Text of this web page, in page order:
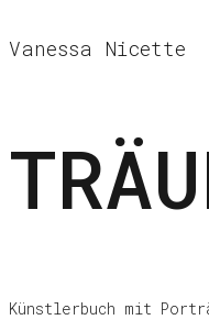
Vanessa Nicette
Künstlerbuch mit